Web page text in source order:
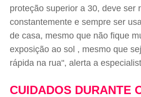
proteção superior a 30, deve ser
constantemente e sempre ser
de casa, mesmo que não fique
exposição ao sol , mesmo que
rápida na rua", alerta a
CUIDADOS DURANTE